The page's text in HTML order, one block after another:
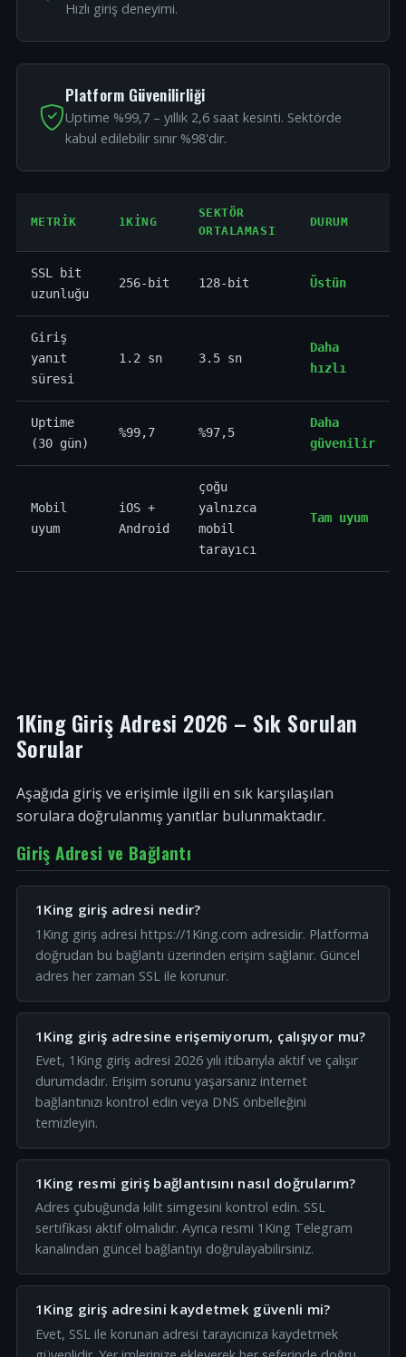
Hızlı giriş deneyimi.
Platform Güvenilirliği
Uptime %99,7 – yıllık 2,6 saat kesinti. Sektörde
kabul edilebilir sınır %98'dir.
METRIK 1KING
SEKTÖR
ORTALAMASI
DURUM
SSL bit
uzunluğu
256-bit 128-bit Üstün
Giriş
yanıt
süresi
1.2 sn 3.5 sn
Daha
hızlı
Uptime
(30 gün)
%99,7 %97,5
Daha
güvenilir
Mobil
uyum
iOS +
Android
çoğu
yalnızca
mobil
tarayıcı
Tam uyum
1King Giriş Adresi 2026 – Sık Sorulan
Sorular
Aşağıda giriş ve erişimle ilgili en sık karşılaşılan
sorulara doğrulanmış yanıtlar bulunmaktadır.
Giriş Adresi ve Bağlantı
1King giriş adresi nedir?
1King giriş adresi https://1King.com adresidir. Platforma
doğrudan bu bağlantı üzerinden erişim sağlanır. Güncel
adres her zaman SSL ile korunur.
1King giriş adresine erişemiyorum, çalışıyor mu?
Evet, 1King giriş adresi 2026 yılı itibarıyla aktif ve çalışır
durumdadır. Erişim sorunu yaşarsanız internet
bağlantınızı kontrol edin veya DNS önbelleğini
temizleyin.
1King resmi giriş bağlantısını nasıl doğrularım?
Adres çubuğunda kilit simgesini kontrol edin. SSL
sertifikası aktif olmalıdır. Ayrıca resmi 1King Telegram
kanalından güncel bağlantıyı doğrulayabilirsiniz.
1King giriş adresini kaydetmek güvenli mi?
Evet, SSL ile korunan adresi tarayıcınıza kaydetmek